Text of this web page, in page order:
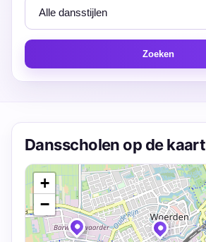
Zoeken
Dansscholen op de kaart
+
−